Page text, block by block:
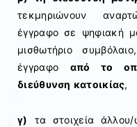
τεκμηριώνουν
έγγραφο σε ψηφιακή
μισθωτήριο
έγγραφο από το
διεύθυνση κατοικίας,
γ)
τα στοιχεία